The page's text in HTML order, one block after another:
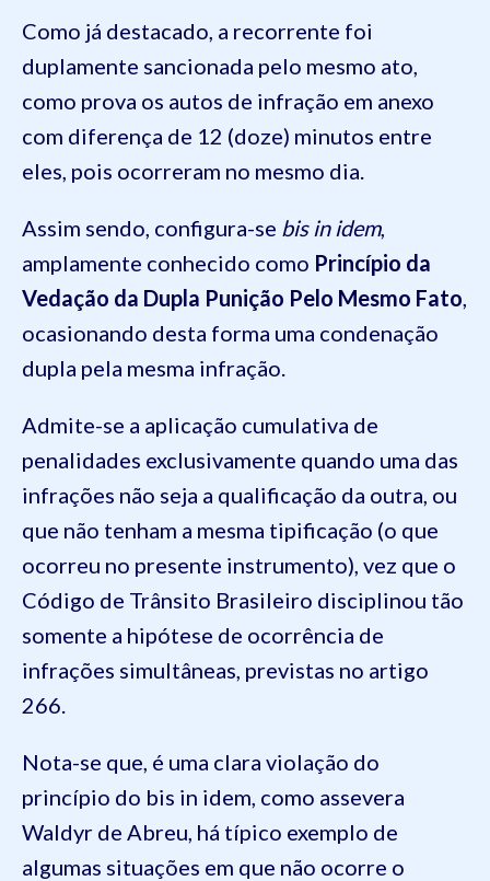
Como já destacado, a recorrente foi
duplamente sancionada pelo mesmo ato,
como prova os autos de infração em anexo
com diferença de 12 (doze) minutos entre
eles, pois ocorreram no mesmo dia.
Assim sendo, configura-se bis in idem,
amplamente conhecido como Princípio da
Vedação da Dupla Punição Pelo Mesmo Fato
ocasionando desta forma uma condenação
dupla pela mesma infração.
Admite-se a aplicação cumulativa de
penalidades exclusivamente quando uma das
infrações não seja a qualificação da outra, ou
que não tenham a mesma tipificação (o que
ocorreu no presente instrumento), vez que o
Código de Trânsito Brasileiro disciplinou tão
somente a hipótese de ocorrência de
infrações simultâneas, previstas no artigo
266.
Nota-se que, é uma clara violação do
princípio do bis in idem, como assevera
Waldyr de Abreu, há típico exemplo de
algumas situações em que não ocorre o